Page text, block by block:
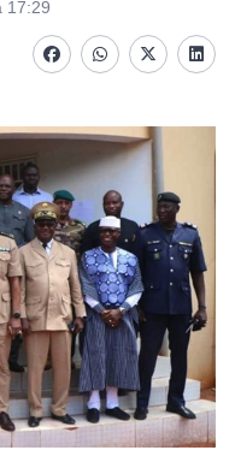
17:29
FacebookwhatsappTwitter